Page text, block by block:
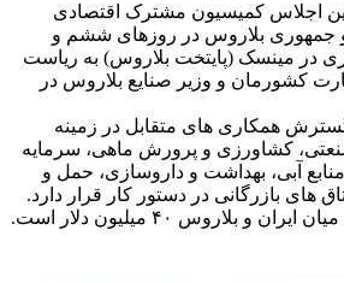
اجلاس کمیسیون مشترک اقتصادی
جمهوری بلاروس در روزهای ششم و
در مینسک (پایتخت بلاروس) به ریاست
کشورمان و وزیر صنایع بلاروس در
همکاری های متقابل در زمینه
کشاورزی و پرورش ماهی، سرمایه
آبی، بهداشت و داروسازی، حمل و
های بازرگانی در دستور کار قرار دارد.
بلاروس ۴۰ میلیون دلار است.